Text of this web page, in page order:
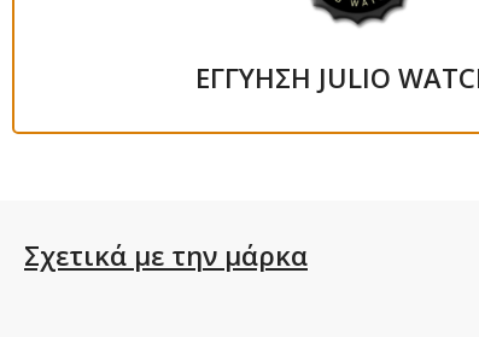
ΕΓΓΥΗΣΗ JULIO
Σχετικά με την μάρκα